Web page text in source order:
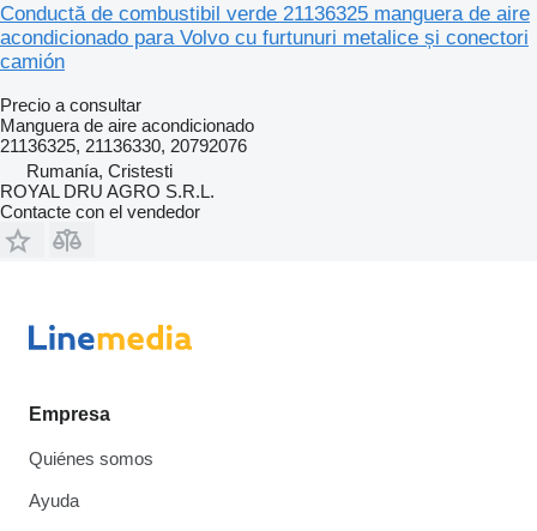
Conductă de combustibil verde 21136325 manguera de aire
acondicionado para Volvo cu furtunuri metalice și conectori
camión
Precio a consultar
Manguera de aire acondicionado
21136325, 21136330, 20792076
Rumanía, Cristesti
ROYAL DRU AGRO S.R.L.
Contacte con el vendedor
Empresa
Quiénes somos
Ayuda